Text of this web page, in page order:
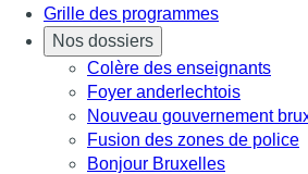
Grille des programmes
Nos dossiers
Colère des enseignants
Foyer anderlechtois
Nouveau gouvernement
Fusion des zones de police
Bonjour Bruxelles